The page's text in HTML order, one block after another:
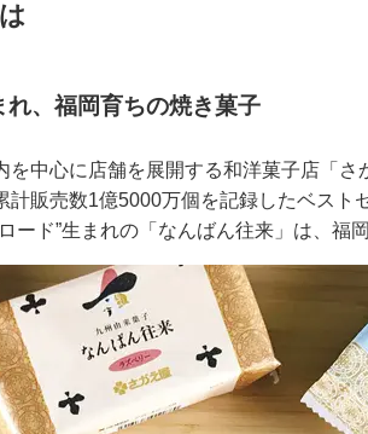
れ、福岡育ちの焼き菓子
を中心に店舗を展開する和洋菓子店「さ
計販売数1億5000万個を記録したベスト
ード”生まれの「なんばん往来」は、福